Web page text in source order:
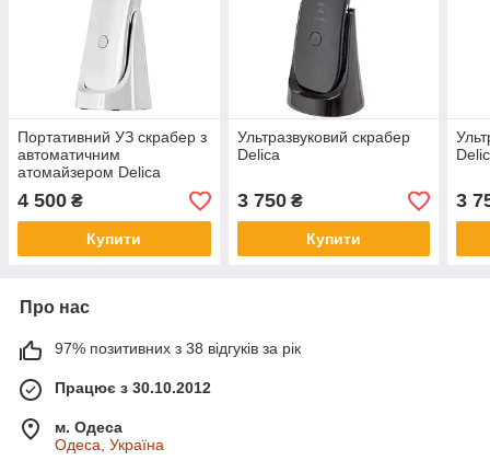
Портативний УЗ скрабер з
автоматичним
атомайзером Delica
4 500 ₴
Купити
Ультразвуковий скрабер
Delica
3 750₴
Купити
3
Про нас
97% позитивних з 38 відгуків за рік
Працює з 30.10.2012
м. Одеса
Одеса, Україна